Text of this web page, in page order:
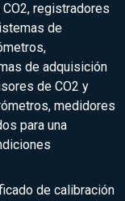
registradores
de
de adquisición
de CO2 y
medidores
para una
de calibración